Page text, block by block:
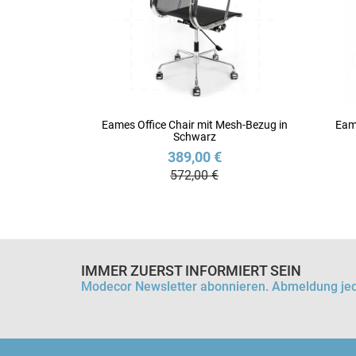
Eames Office Chair mit Mesh-Bezug in
Schwarz
389,00 €
572,00 €
IMMER ZUERST INFORMIERT SEIN
Modecor Newsletter abonnieren. Abmeldung